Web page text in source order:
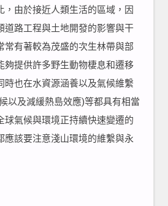
，由於接近人類生活的區域，因
道路工程與土地開發的影響與干
常有著較為茂盛的次生林帶與部
夠提供許多野生動物棲息和遷移
時也在水資源涵養以及氣候維繫
以及減緩熱島效應)等都具有相當
球氣候與環境正持續快速變遷的
應該要注意淺山環境的維繫與永